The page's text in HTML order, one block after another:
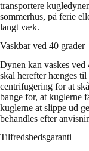
transportere
sommerhus, på ferie
langt væk.
Vaskbar ved 40 grader
Dynen kan vaskes
skal herefter hænges til
centrifugering for at
bange for, at kuglerne
kuglerne at slippe ud
behandles efter
Tilfredshedsgaranti